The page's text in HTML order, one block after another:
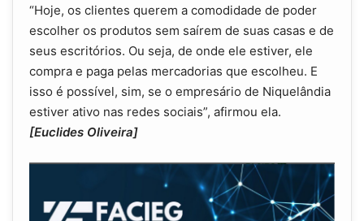
“Hoje, os clientes querem a comodidade de poder
escolher os produtos sem saírem de suas casas e de
seus escritórios. Ou seja, de onde ele estiver, ele
compra e paga pelas mercadorias que escolheu. E
isso é possível, sim, se o empresário de Niquelândia
estiver ativo nas redes sociais”, afirmou ela.
[Euclides Oliveira]